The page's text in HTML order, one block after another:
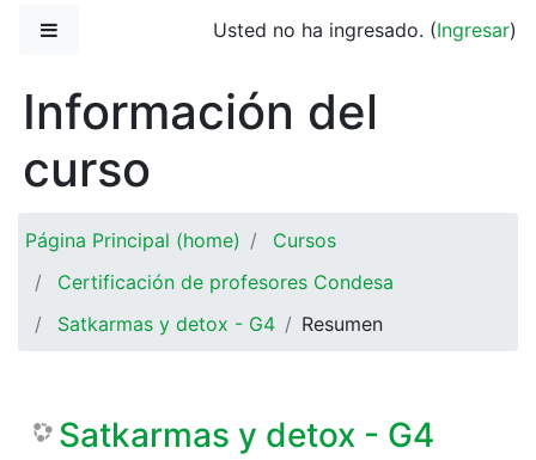
Usted no ha ingresado. (Ingresar)
Información del
curso
Página Principal (home)
Cursos
Certificación de profesores Condesa
Satkarmas y detox - G4
Resumen
Satkarmas y detox - G4